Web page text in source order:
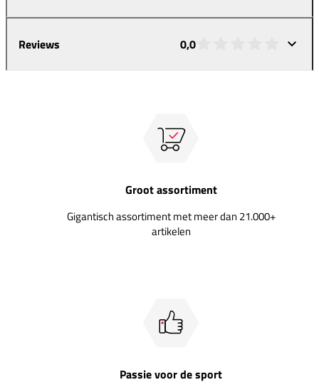
Reviews 0,0
Groot assortiment
Gigantisch assortiment met meer dan 21.000+
artikelen
Passie voor de sport